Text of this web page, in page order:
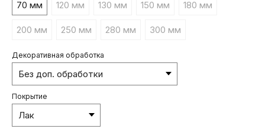
70 мм 120 мм 130 мм 150 мм 180 мм
200 мм 250 мм 280 мм 300 мм
Декоративная обработка
Покрытие